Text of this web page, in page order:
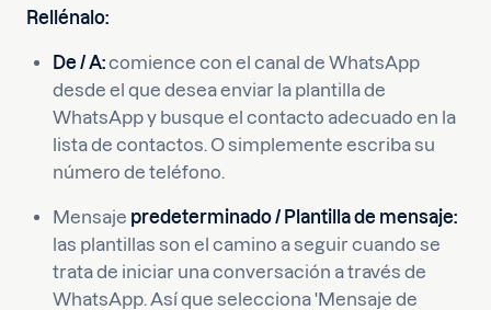
Rellénalo:
De / A:comience con el canal de WhatsApp
desde el que desea enviar la plantilla de
WhatsApp y busque el contacto adecuado en la
lista de contactos. O simplemente escriba su
número de teléfono.
Mensaje predeterminado / Plantilla de mensaje:
las plantillas son el camino a seguir cuando se
trata de iniciar una conversación a través de
WhatsApp. Así que selecciona 'Mensaje de